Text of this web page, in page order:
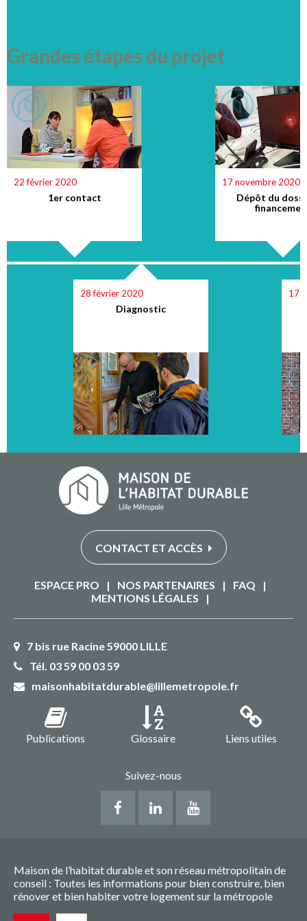
Grandes étapes du projet
22 février 2020
1er contact
28 février 2020
Diagnostic
17 novembre 2020
Dépôt du
17
CONTACT ET ACCÈS
ESPACE PRO | NOS PARTENAIRES | FAQ
|
MENTIONS LÉGALES
|
7 bis rue Racine 59000 LILLE
Tél. 03 59 00 03 59
maisonhabitatdurable@lillemetropole.fr
Publications Glossaire Liens utiles
Suivez-nous
Maison de l’habitat durable et son réseau métropolitain de
conseil : Toutes les informations pour bien construire, bien
rénover et bien habiter votre logement sur la métropole